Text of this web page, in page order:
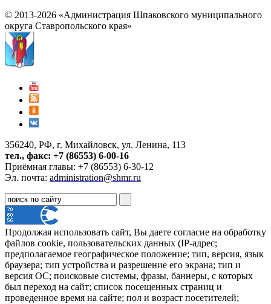
© 2013-2026 «Администрация Шпаковского муниципального
округа Ставропольского края»
356240, РФ, г. Михайловск, ул. Ленина, 113
тел., факс: +7 (86553) 6-00-16
Приёмная главы: +7 (86553) 6-30-12
Эл. почта: administration@shmr.ru
Продолжая использовать сайт, Вы даете согласие на обработку
файлов cookie, пользовательских данных (IP-адрес;
предполагаемое географическое положение; тип, версия, язык
браузера; тип устройства и разрешение его экрана; тип и
версия ОС; поисковые системы, фразы, баннеры, с которых
был переход на сайт; список посещенных страниц и
проведенное время на сайте; пол и возраст посетителей;